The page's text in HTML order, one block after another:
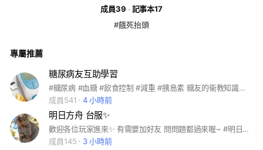
成員39
記事本17
#餓死抬頭
專屬推薦
糖尿病友互助學習
#糖尿病 #血糖 #飲食控制 #減重 #胰島素 糖友的衛教知識交流學習與互助陪伴 禁止廣告跟刊登銷售連結
成員541
4 小時前
明日方舟 台服✨
歡迎各位玩家進來✨ 有需要加好友 問問題都過來喔~ #明日方舟
成員145
3 小時前